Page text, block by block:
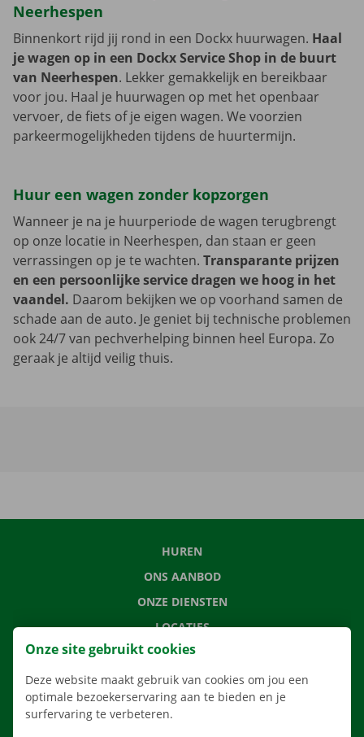
Neerhespen
Binnenkort rijd jij rond in een Dockx huurwagen. Haal
je wagen op in een Dockx Service Shop in de buurt
van Neerhespen. Lekker gemakkelijk en bereikbaar
voor jou. Haal je huurwagen op met het openbaar
vervoer, de fiets of je eigen wagen. We voorzien
parkeermogelijkheden tijdens de huurtermijn.
Huur een wagen zonder kopzorgen
Wanneer je na je huurperiode de wagen terugbrengt
op onze locatie in Neerhespen, dan staan er geen
verrassingen op je te wachten. Transparante prijzen
en een persoonlijke service dragen we hoog in het
vaandel. Daarom bekijken we op voorhand samen de
schade aan de auto. Je geniet bij technische problemen
ook 24/7 van pechverhelping binnen heel Europa. Zo
geraak je altijd veilig thuis.
HUREN
ONS AANBOD
ONZE DIENSTEN
LOCATIES
APP
VERHUISOPLOSSINGEN
Onze site gebruikt cookies
Deze website maakt gebruik van cookies om jou een
optimale bezoekerservaring aan te bieden en je
surfervaring te verbeteren.